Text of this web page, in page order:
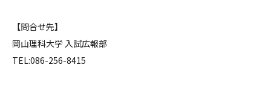
【問合せ先】
岡山理科大学 入試広報部
TEL:086-256-8415